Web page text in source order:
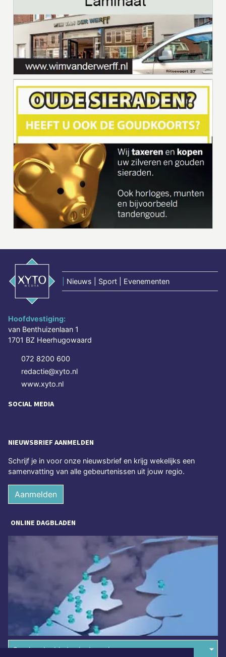
Nieuws | Sport | Evenementen
Hoofdvestiging:
van Benthuizenlaan 1
1701 BZ Heerhugowaard
072 8200 600
redactie@xyto.nl
www.xyto.nl
SOCIAL MEDIA
NIEUWSBRIEF AANMELDEN
Schrijf je in voor onze nieuwsbrief en krijg wekelijks een
samenvatting van alle gebeurtenissen uit jouw regio.
Aanmelden
ONLINE DAGBLADEN
Overige dagbladen in de regio